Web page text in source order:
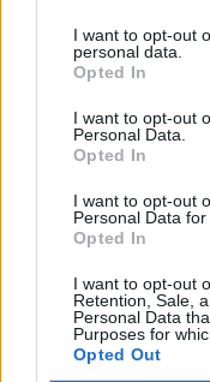
I want to opt-out
personal data.
Opted In
I want to opt-out
Personal Data.
Opted In
I want to opt-out
Personal Data for
Opted In
I want to opt-out
Retention, Sale,
Personal Data
Purposes for
Opted Out
Thema: Zeigt her, eure
Kommandant
Beiträge: 1.503
Forenexperte
Beiträge: 313
Colonel des
Beiträge: 1.619
d3lph1c